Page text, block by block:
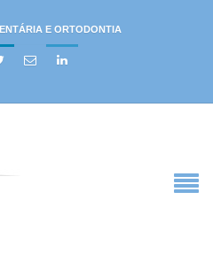
E ORTODONTIA
 